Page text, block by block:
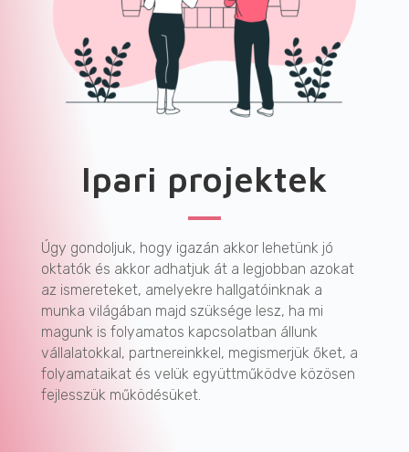
Ipari projektek
Úgy gondoljuk, hogy igazán akkor lehetünk jó
oktatók és akkor adhatjuk át a legjobban azokat
az ismereteket, amelyekre hallgatóinknak a
munka világában majd szüksége lesz, ha mi
magunk is folyamatos kapcsolatban állunk
vállalatokkal, partnereinkkel, megismerjük őket, a
folyamataikat és velük együttműködve közösen
fejlesszük működésüket.